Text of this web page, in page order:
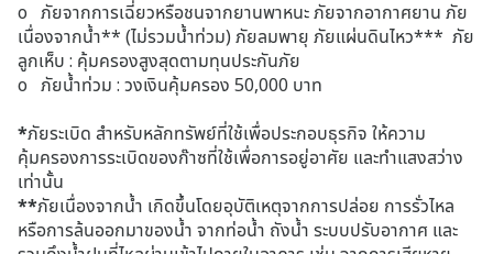
o ภัยจากการเฉี่ยวหรือชนจากยานพาหนะ ภัยจากอากาศยาน ภัย
เนื่องจากน้ำ** (ไม่รวมน้ำท่วม) ภัยลมพายุ ภัยแผ่นดินไหว*** ภัย
ลูกเห็บ : คุ้มครองสูงสุดตามทุนประกันภัย
o ภัยน้ำท่วม : วงเงินคุ้มครอง 50,000 บาท
*ภัยระเบิด สำหรับหลักทรัพย์ที่ใช้เพื่อประกอบธุรกิจ ให้ความ
คุ้มครองการระเบิดของก๊าซที่ใช้เพื่อการอยู่อาศัย และทำแสงสว่าง
เท่านั้น
**ภัยเนื่องจากน้ำ เกิดขึ้นโดยอุบัติเหตุจากการปล่อย การรั่วไหล
หรือการล้นออกมาของน้ำ จากท่อน้ำ ถังน้ำ ระบบปรับอากาศ และ